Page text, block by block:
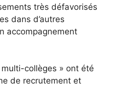
très défavorisés
dans d’autres
accompagnement
collèges » ont été
de recrutement et